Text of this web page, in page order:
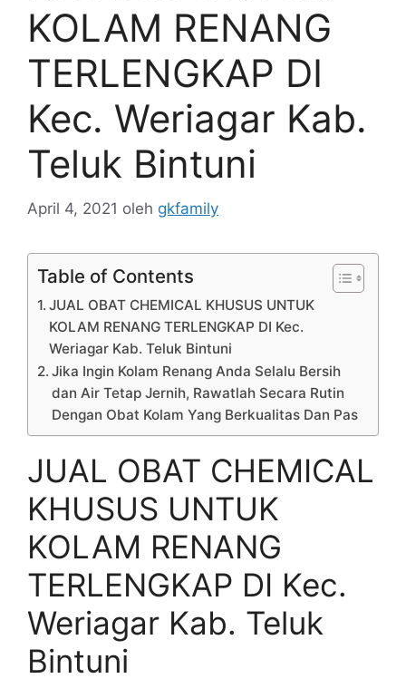
KOLAM RENANG
TERLENGKAP DI
Kec. Weriagar Kab.
Teluk Bintuni
April 4, 2021 oleh gkfamily
Table of Contents
JUAL OBAT CHEMICAL KHUSUS UNTUK
KOLAM RENANG TERLENGKAP DI Kec.
Weriagar Kab. Teluk Bintuni
Jika Ingin Kolam Renang Anda Selalu Bersih
dan Air Tetap Jernih, Rawatlah Secara Rutin
Dengan Obat Kolam Yang Berkualitas Dan Pas
JUAL OBAT CHEMICAL
KHUSUS UNTUK
KOLAM RENANG
TERLENGKAP DI Kec.
Weriagar Kab. Teluk
Bintuni